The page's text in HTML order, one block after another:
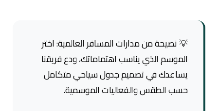
💡 نصيحة من مدارات المسافر العالمية: اختر
الموسم الذي يناسب اهتماماتك، ودع فريقنا
يساعدك في تصميم جدول سياحي متكامل
حسب الطقس والفعاليات الموسمية.